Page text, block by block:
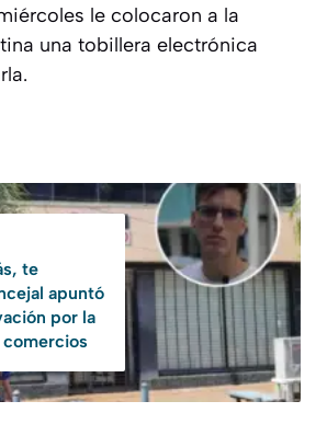
le colocaron a la
una tobillera electrónica
te
apuntó
por la